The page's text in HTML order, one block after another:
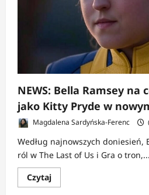
Ironheart
NEWS: Bella Ramsey
jako Kitty Pryde w
Magdalena Sardyńska-Ferenc
Według najnowszych doniesień,
ról w The Last of Us i Gra o tron,...
CzytajDowiedz
się